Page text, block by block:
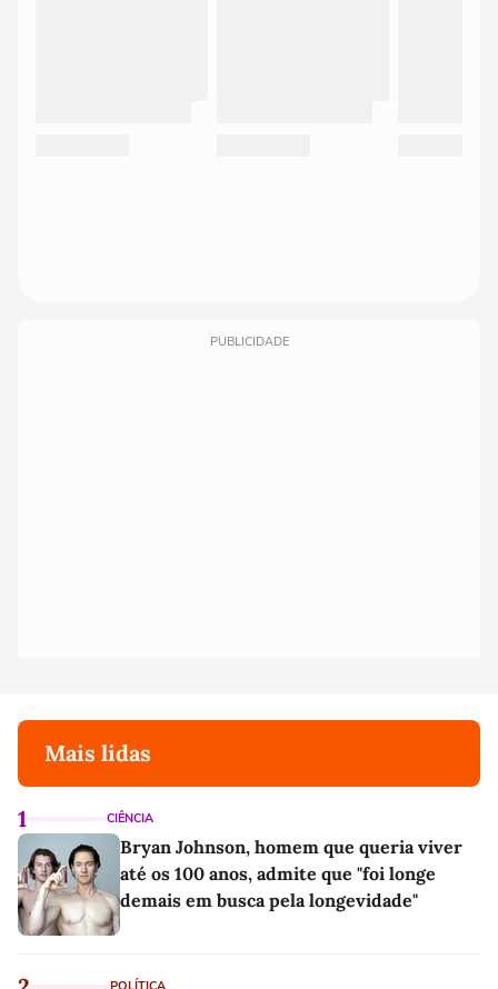
PUBLICIDADE
Mais lidas
1 CIÊNCIA
Bryan Johnson, homem que queria viver
até os 100 anos, admite que "foi longe
demais em busca pela longevidade"